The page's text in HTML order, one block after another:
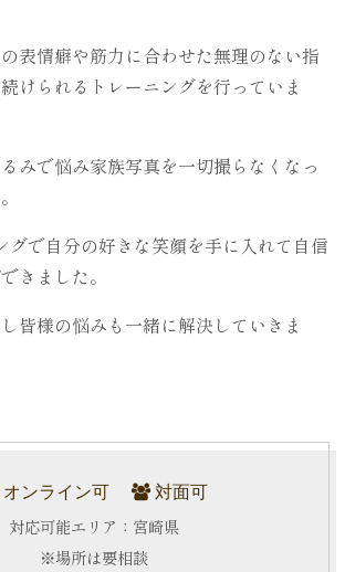
表情癖や筋力に合わせた無理のない指
けられるトレーニングを行っていま
みで悩み家族写真を一切撮らなくなっ
で自分の好きな笑顔を手に入れて自信
きました。
皆様の悩みも一緒に解決していきま
ンライン可 対面可
対応可能エリア：宮崎県
※場所は要相談